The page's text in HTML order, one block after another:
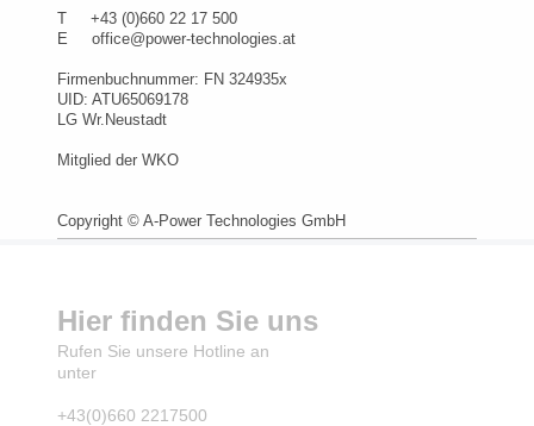
T +43 (0)660 22 17 500
E office@power-technologies.at
Firmenbuchnummer: FN 324935x
UID: ATU65069178
LG Wr.Neustadt
Mitglied der WKO
Copyright © A-Power Technologies GmbH
Hier finden Sie uns
Rufen Sie unsere Hotline an
unter
+43(0)660 2217500